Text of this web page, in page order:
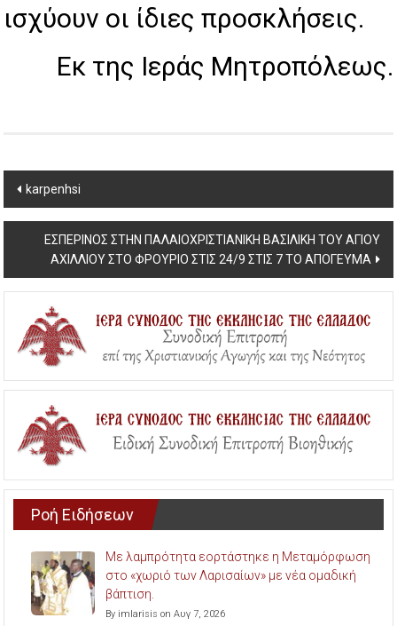
ισχύουν οι ίδιες προσκλήσεις.
Εκ της Ιεράς Μητροπόλεως.
Post
navigation
karpenhsi
ΕΣΠΕΡΙΝΟΣ ΣΤΗΝ ΠΑΛΑΙΟΧΡΙΣΤΙΑΝΙΚΗ ΒΑΣΙΛΙΚΗ ΤΟΥ ΑΓΙΟΥ
ΑΧΙΛΛΙΟΥ ΣΤΟ ΦΡΟΥΡΙΟ ΣΤΙΣ 24/9 ΣΤΙΣ 7 ΤΟ ΑΠΟΓΕΥΜΑ
Ροή Ειδήσεων
Με λαμπρότητα εορτάστηκε η Μεταμόρφωση
στο «χωριό των Λαρισαίων» με νέα ομαδική
βάπτιση.
By imlarisis on Αυγ 7, 2026